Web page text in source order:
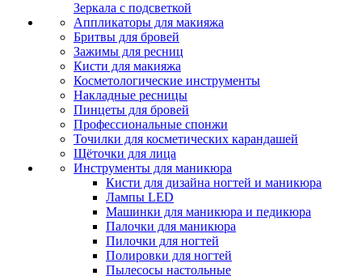
Зеркала с подсветкой
Аппликаторы для макияжа
Бритвы для бровей
Зажимы для ресниц
Кисти для макияжа
Косметологические инструменты
Накладные ресницы
Пинцеты для бровей
Профессиональные спонжи
Точилки для косметических карандашей
Щёточки для лица
Инструменты для маникюра
Кисти для дизайна ногтей и маникюра
Лампы LED
Машинки для маникюра и педикюра
Палочки для маникюра
Пилочки для ногтей
Полировки для ногтей
Пылесосы настольные